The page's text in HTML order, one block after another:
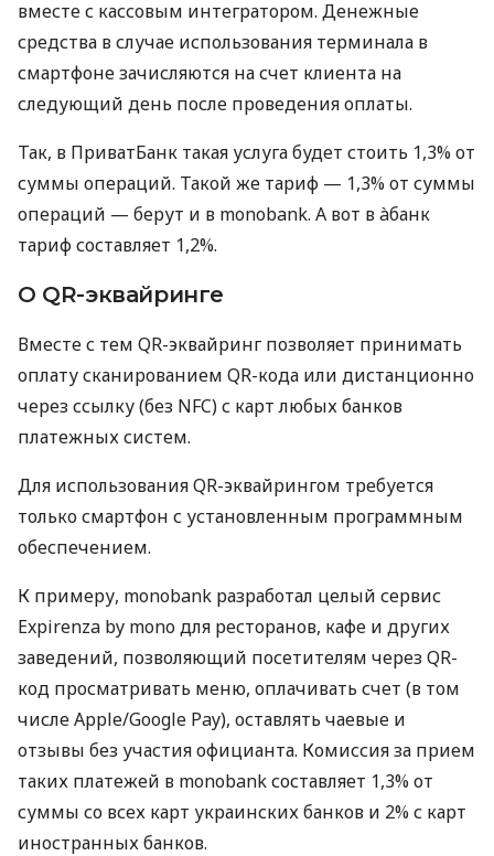
вместе с кассовым интегратором. Денежные
средства в случае использования терминала в
смартфоне зачисляются на счет клиента на
следующий день после проведения оплаты.
Так, в ПриватБанк такая услуга будет стоить 1,3% от
суммы операций. Такой же тариф — 1,3% от суммы
операций — берут и в monobank. А вот в àбанк
тариф составляет 1,2%.
О QR-эквайринге
Вместе с тем QR-эквайринг позволяет принимать
оплату сканированием QR-кода или дистанционно
через ссылку (без NFC) с карт любых банков
платежных систем.
Для использования QR-эквайрингом требуется
только смартфон с установленным программным
обеспечением.
К примеру, monobank разработал целый сервис
Expirenza by mono для ресторанов, кафе и других
заведений, позволяющий посетителям через QR-
код просматривать меню, оплачивать счет (в том
числе Apple/Google Pay), оставлять чаевые и
отзывы без участия официанта. Комиссия за прием
таких платежей в monobank составляет 1,3% от
суммы со всех карт украинских банков и 2% с карт
иностранных банков.